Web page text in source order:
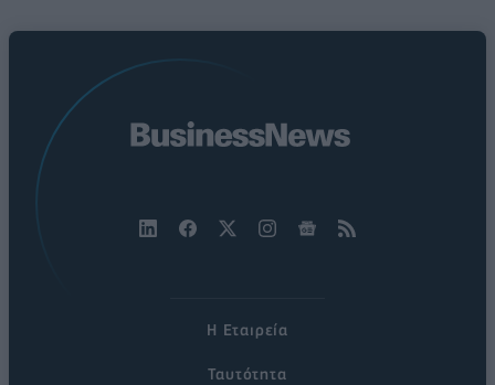
Η Εταιρεία
Ταυτότητα